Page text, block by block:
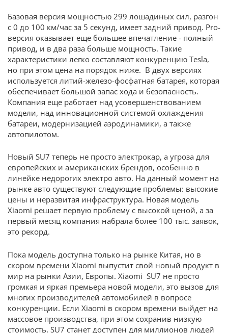
Базовая версия мощностью 299 лошадиных сил, разгон
с 0 до 100 км/час за 5 секунд, имеет задний привод. Pro-
версия оказывает еще большее впечатление - полный
привод, и в два раза больше мощность. Такие
характеристики легко составляют конкуренцию Tesla,
но при этом цена на порядок ниже. В двух версиях
используется литий-железо-фосфатная батарея, которая
обеспечивает большой запас хода и безопасность.
Компания еще работает над усовершенствованием
модели, над инновационной системой охлаждения
батареи, модернизацией аэродинамики, а также
автопилотом.
Новый SU7 теперь не просто электрокар, а угроза для
европейских и американских брендов, особенно в
линейке недорогих электро авто. На данный момент на
рынке авто существуют следующие проблемы: высокие
цены и неразвитая инфраструктура. Новая модель
Xiaomi решает первую проблему с высокой ценой, а за
первый месяц компания набрала более 100 тыс. заявок,
это рекорд.
Пока модель доступна только на рынке Китая, но в
скором времени Xiaomi выпустит свой новый продукт в
мир на рынки Азии, Европы. Xiaomi SU7 не просто
громкая и яркая премьера новой модели, это вызов для
многих производителей автомобилей в вопросе
конкуренции. Если Xiaomi в скором времени выйдет на
массовое производства, при этом сохранив низкую
стоимость, SU7 станет доступен для миллионов людей